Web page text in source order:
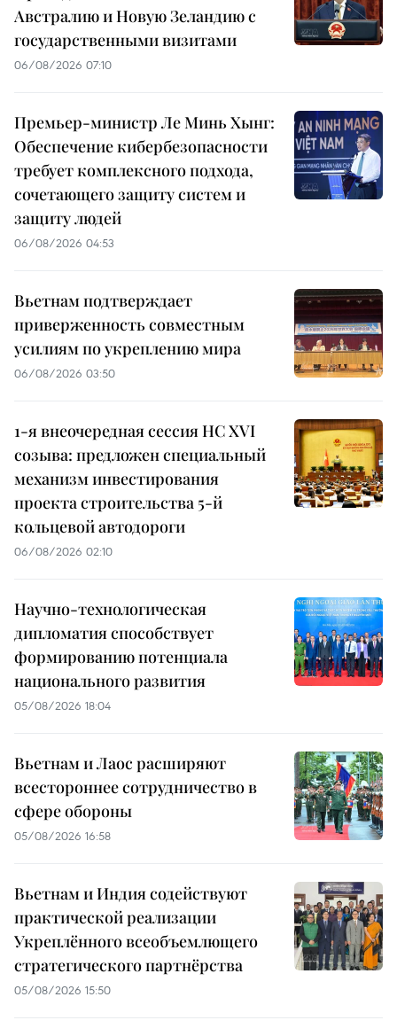
Австралию и Новую Зеландию с
государственными визитами
06/08/2026 07:10
Премьер-министр Ле Минь Хынг:
Обеспечение кибербезопасности
требует комплексного подхода,
сочетающего защиту систем и
защиту людей
06/08/2026 04:53
Вьетнам подтверждает
приверженность совместным
усилиям по укреплению мира
06/08/2026 03:50
1-я внеочередная сессия НС XVI
созыва: предложен специальный
механизм инвестирования
проекта строительства 5-й
кольцевой автодороги
06/08/2026 02:10
Научно-технологическая
дипломатия способствует
формированию потенциала
национального развития
05/08/2026 18:04
Вьетнам и Лаос расширяют
всестороннее сотрудничество в
сфере обороны
05/08/2026 16:58
Вьетнам и Индия содействуют
практической реализации
Укреплённого всеобъемлющего
стратегического партнёрства
05/08/2026 15:50